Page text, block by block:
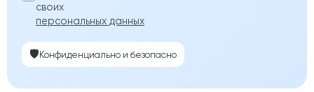
своих
персональных данных
🛡️Конфиденциально и безопасно